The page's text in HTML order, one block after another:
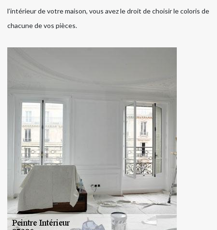
l’intérieur de votre maison, vous avez le droit de choisir le coloris de
chacune de vos pièces.